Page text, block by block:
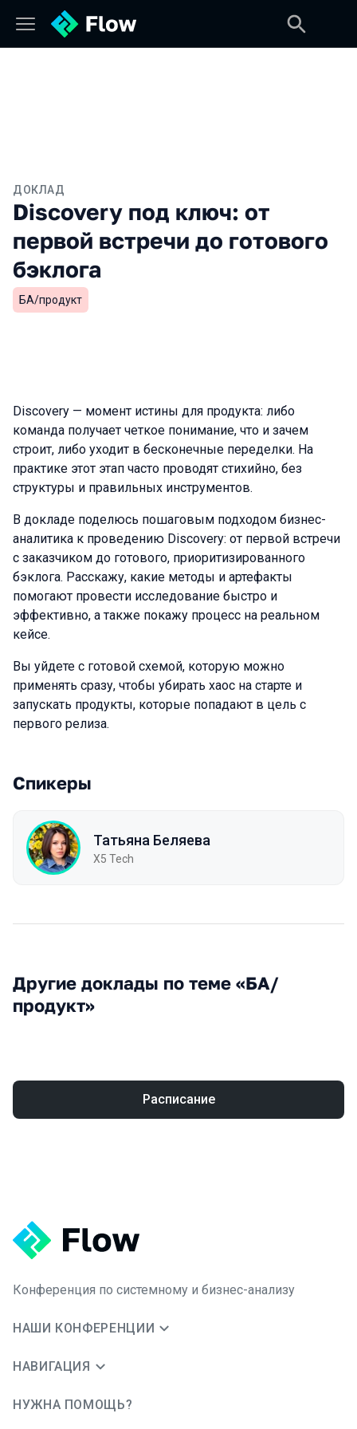
ДОКЛАД
Discovery под ключ: от
первой встречи до готового
бэклога
БА/продукт
Discovery — момент истины для продукта: либо
команда получает четкое понимание, что и зачем
строит, либо уходит в бесконечные переделки. На
практике этот этап часто проводят стихийно, без
структуры и правильных инструментов.
В докладе поделюсь пошаговым подходом бизнес-
аналитика к проведению Discovery: от первой встречи
с заказчиком до готового, приоритизированного
бэклога. Расскажу, какие методы и артефакты
помогают провести исследование быстро и
эффективно, а также покажу процесс на реальном
кейсе.
Вы уйдете с готовой схемой, которую можно
применять сразу, чтобы убирать хаос на старте и
запускать продукты, которые попадают в цель с
первого релиза.
Спикеры
Татьяна Беляева
X5 Tech
Другие доклады по теме «БА/
продукт»
Расписание
Конференция по системному и бизнес-анализу
НАШИ КОНФЕРЕНЦИИ
НАВИГАЦИЯ
НУЖНА ПОМОЩЬ?